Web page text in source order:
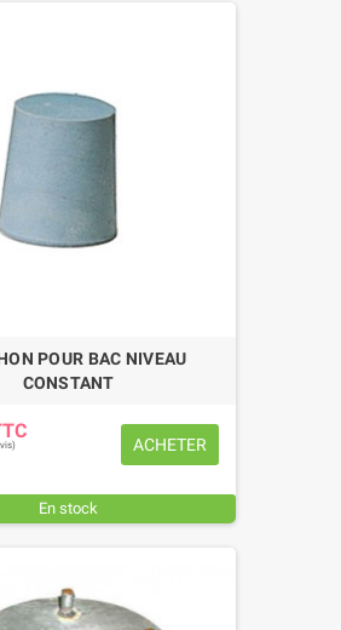
POUR BAC NIVEAU
CONSTANT
ACHETER
En stock